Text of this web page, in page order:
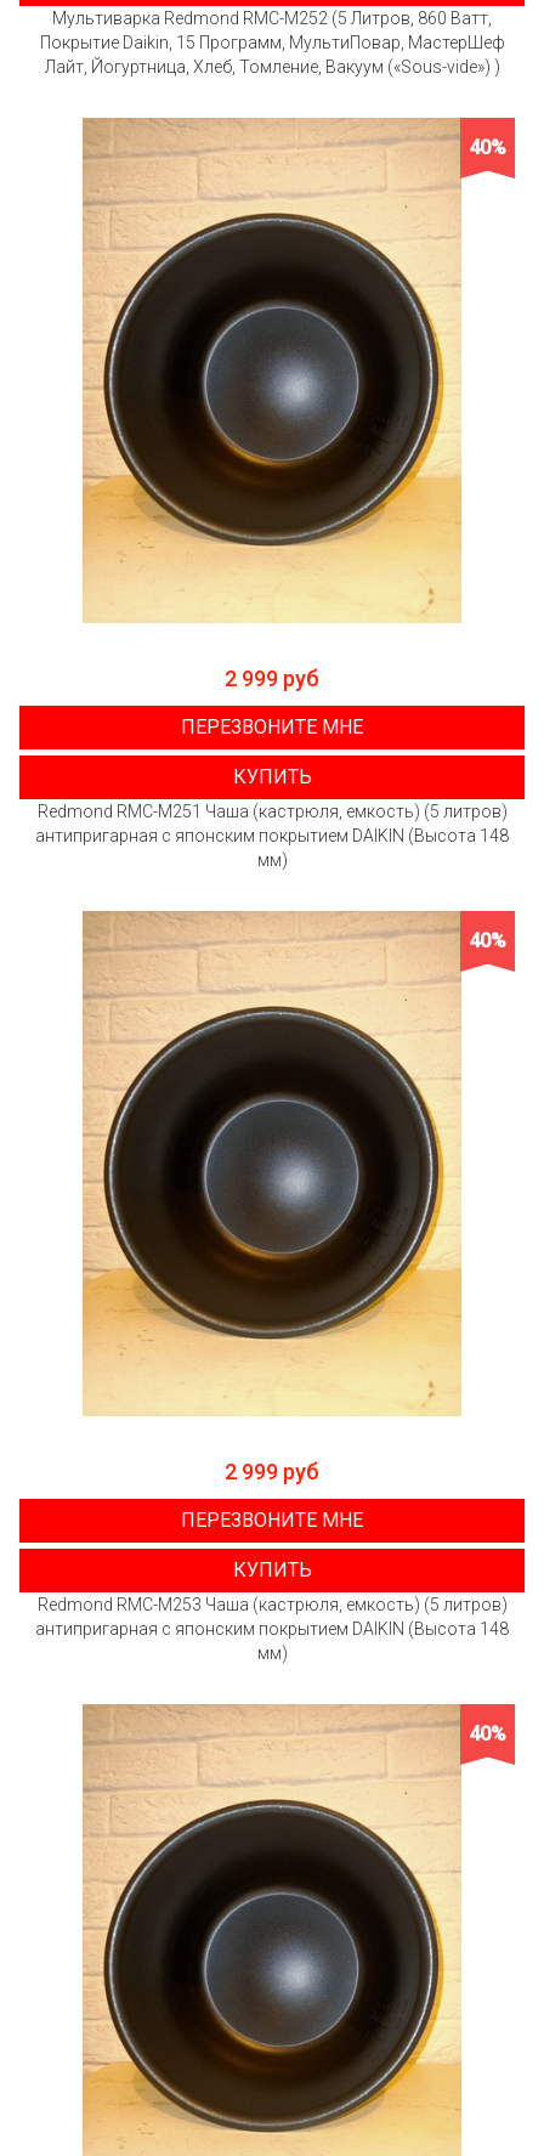
Мультиварка Redmond RMC-M252 (5 Литров, 860 Ватт,
Покрытие Daikin, 15 Программ, МультиПовар, МастерШеф
Лайт, Йогуртница, Хлеб, Томление, Вакуум («Sous-vide») )
40%
2 999 руб
ПЕРЕЗВОНИТЕ МНЕ
КУПИТЬ
Redmond RMC-M251 Чаша (кастрюля, емкость) (5 литров)
антипригарная с японским покрытием DAIKIN (Высота 148
мм)
40%
2 999 руб
ПЕРЕЗВОНИТЕ МНЕ
КУПИТЬ
Redmond RMC-M253 Чаша (кастрюля, емкость) (5 литров)
антипригарная с японским покрытием DAIKIN (Высота 148
мм)
40%